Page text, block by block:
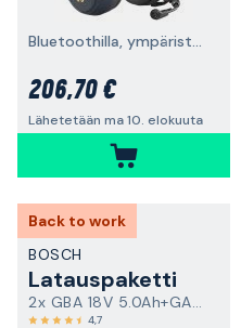
Bluetoothilla, ympäristönkuuntelulla ja päälakisangalla
206,70 €
Lähetetään ma 10. elokuuta
Back to work
BOSCH
Latauspaketti
2x GBA 18V 5.0Ah+GAL 1880 CV
4,7